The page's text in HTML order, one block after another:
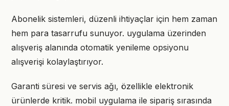
Abonelik sistemleri, düzenli ihtiyaçlar için hem zaman
hem para tasarrufu sunuyor. uygulama üzerinden
alışveriş alanında otomatik yenileme opsiyonu
alışverişi kolaylaştırıyor.
Garanti süresi ve servis ağı, özellikle elektronik
ürünlerde kritik. mobil uygulama ile sipariş sırasında